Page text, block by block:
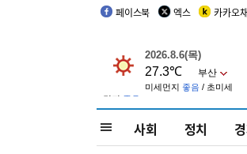
페이스북 엑스 카카오
사회 정치